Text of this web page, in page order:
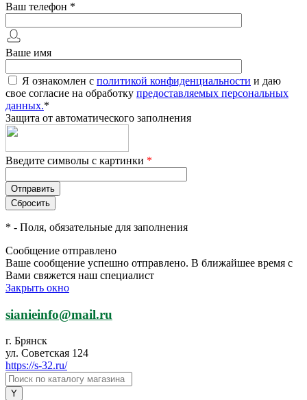
Ваш телефон *
Ваше имя
Я ознакомлен с политикой конфиденциальности и даю
свое согласие на обработку предоставляемых персональных
данных.*
Защита от автоматического заполнения
Введите символы с картинки *
* - Поля, обязательные для заполнения
Сообщение отправлено
Ваше сообщение успешно отправлено. В ближайшее время с
Вами свяжется наш специалист
Закрыть окно
sianieinfo@mail.ru
г. Брянск
ул. Советская 124
https://s-32.ru/